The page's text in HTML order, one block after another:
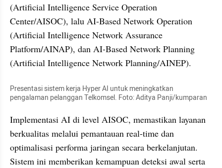
(Artificial Intelligence Service Operation
Center/AISOC), lalu AI-Based Network Operation
(Artificial Intelligence Network Assurance
Platform/AINAP), dan AI-Based Network Planning
(Artificial Intelligence Network Planning/AINEP).
Presentasi sistem kerja Hyper AI untuk meningkatkan
pengalaman pelanggan Telkomsel. Foto: Aditya Panji/kumparan
Implementasi AI di level AISOC, memastikan layanan
berkualitas melalui pemantauan real-time dan
optimalisasi performa jaringan secara berkelanjutan.
Sistem ini memberikan kemampuan deteksi awal serta